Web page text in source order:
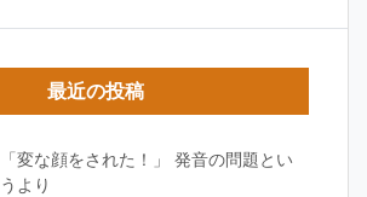
最近の投稿
「変な顔をされた！」 発音の問題とい
うより